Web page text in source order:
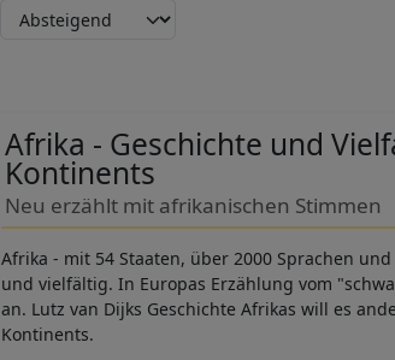
Afrika - Geschichte und
Kontinents
Neu erzählt mit afrikanischen Stimmen
Afrika - mit 54 Staaten, über 2000 Sprachen
und vielfältig. In Europas Erzählung vom
an. Lutz van Dijks Geschichte Afrikas will es
Kontinents.